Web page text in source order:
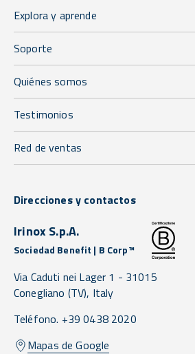
Explora y aprende
Soporte
Quiénes somos
Testimonios
Red de ventas
Direcciones y contactos
Irinox S.p.A.
Sociedad Benefit | B Corp™
Via Caduti nei Lager 1 - 31015
Conegliano (TV), Italy
Teléfono. +39 0438 2020
Mapas de Google